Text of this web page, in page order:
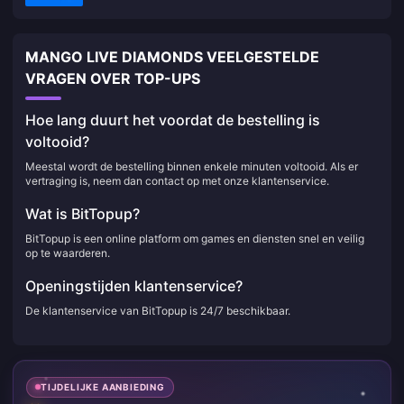
MANGO LIVE DIAMONDS VEELGESTELDE
VRAGEN OVER TOP-UPS
Hoe lang duurt het voordat de bestelling is
voltooid?
Meestal wordt de bestelling binnen enkele minuten voltooid. Als er
vertraging is, neem dan contact op met onze klantenservice.
Wat is BitTopup?
BitTopup is een online platform om games en diensten snel en veilig
op te waarderen.
Openingstijden klantenservice?
De klantenservice van BitTopup is 24/7 beschikbaar.
TIJDELIJKE AANBIEDING